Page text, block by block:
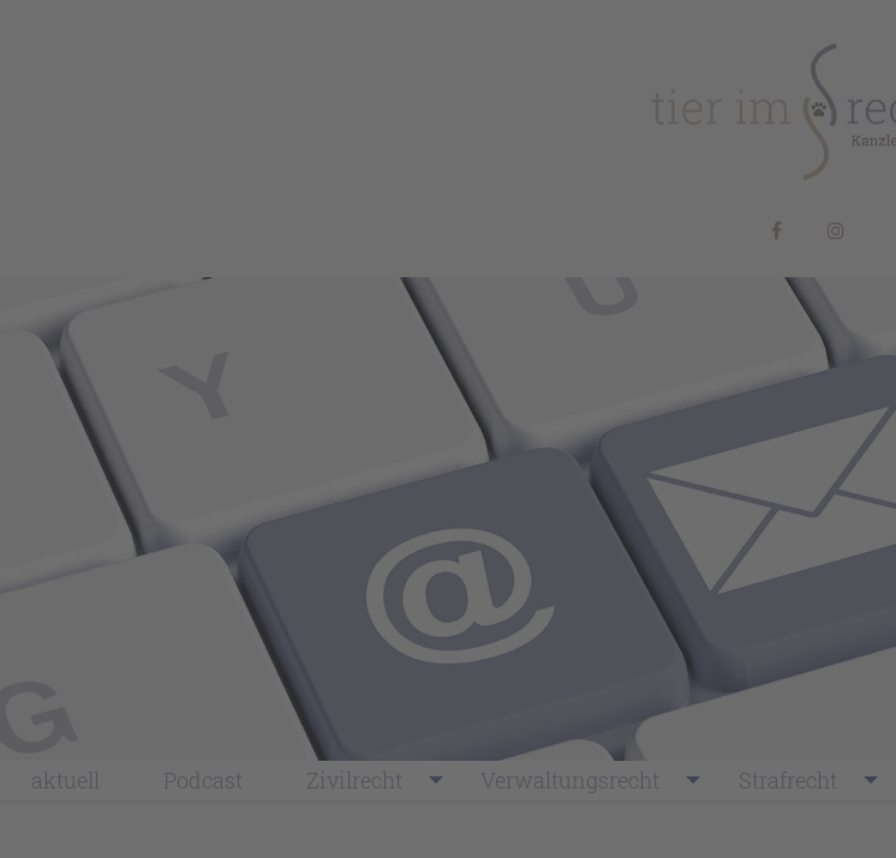
aktuell Podcast Zivilrecht Verwaltungsrecht Strafrecht